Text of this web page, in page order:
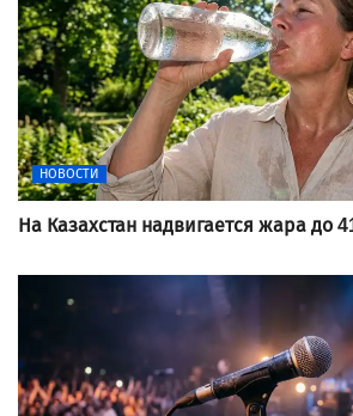
НОВОСТИ
На Казахстан надвигается жара до